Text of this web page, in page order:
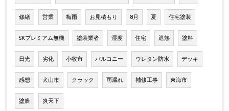
修繕 営業 梅雨 お見積もり 8月 夏 住宅塗装
SKプレミアム無機 塗装業者 湿度 住宅 遮熱 塗料
日光 劣化 小牧市 バルコニー ウレタン防水 デッキ
感想 犬山市 クラック 雨漏れ 補修工事 東海市
塗膜 炎天下